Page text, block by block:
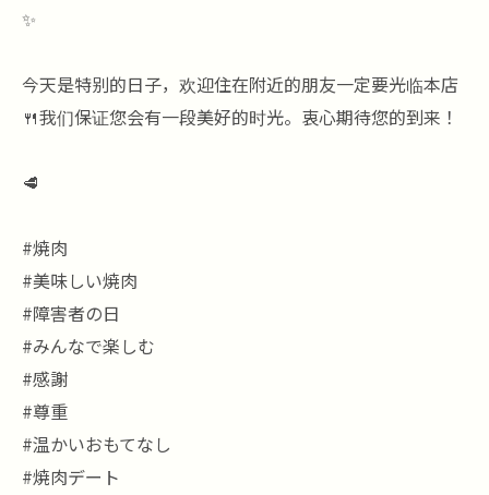
✨
今天是特别的日子，欢迎住在附近的朋友一定要光临本店
🍴我们保证您会有一段美好的时光。衷心期待您的到来！
🥩
#焼肉
#美味しい焼肉
#障害者の日
#みんなで楽しむ
#感謝
#尊重
#温かいおもてなし
#焼肉デート